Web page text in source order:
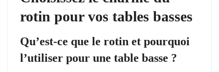
rotin pour vos tables basses
Qu’est-ce que le rotin et pourquoi
l’utiliser pour une table basse ?